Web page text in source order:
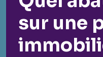
sur une